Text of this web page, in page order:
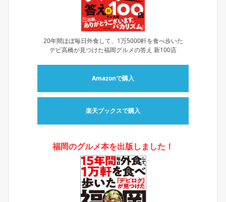
20年間ほぼ毎日外食して、1万5000軒を食べ歩いた
デビ高橋が見つけた福岡グルメの答え 新100店
Amazonで購入
楽天ブックスで購入
福岡のグルメ本を出版しました！